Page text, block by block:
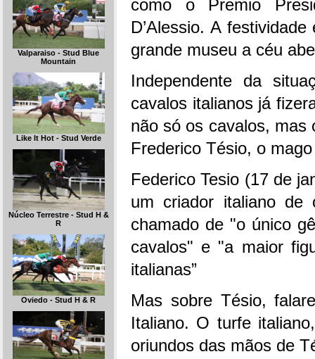
Valparaiso - Stud Blue
Mountain
Like It Hot - Stud Verde
Núcleo Terrestre - Stud H &
R
Oviedo - Stud H & R
como o Premio
D’Alessio. A
grande museu a céu
Independente da
cavalos italianos já
não só os cavalos, mas
Frederico Tésio, o
Federico Tesio (17 de
um criador italiano de
chamado de "o único
cavalos" e "a maior
italianas”
Mas sobre Tésio,
Italiano. O turfe
oriundos das mãos de